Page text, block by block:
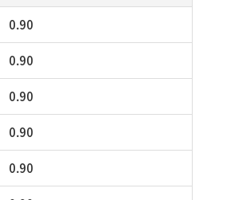
0.90
0.90
0.90
0.90
0.90